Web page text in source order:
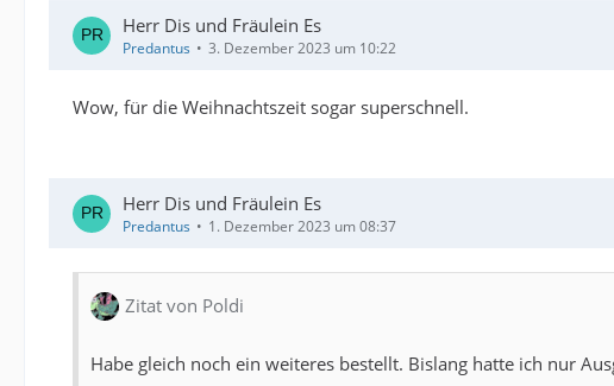
Herr Dis und Fräulein Es
Predantus 3. Dezember 2023 um 10:22
Wow, für die Weihnachtszeit sogar superschnell.
Herr Dis und Fräulein Es
Predantus 1. Dezember 2023 um 08:37
Zitat von Poldi
Habe gleich noch ein weiteres bestellt. Bislang hatte ich nur